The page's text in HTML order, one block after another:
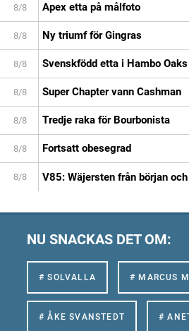
8/8 Apex etta på målfoto
8/8 Ny triumf för Gingras
8/8 Svenskfödd etta i Hambo Oaks
8/8 Super Chapter vann Cashman
8/8 Tredje raka för Bourbonista
8/8 Fortsatt obesegrad
8/8 V85: Wäjersten från början
NU SNACKAS DET OM:
# SOLVALLA # MARCUS
# ÅKE SVANSTEDT #